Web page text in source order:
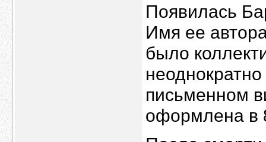
Появилась
Имя ее
было
письменном
оформлена в